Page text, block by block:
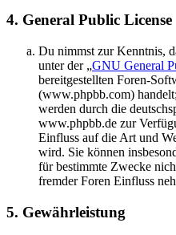
4. General Public License
Du nimmst zur Kenntnis,
unter der „GNU General
bereitgestellten Foren-
(www.phpbb.com)
werden durch die
www.phpbb.de zur
Einfluss auf die Art und
wird. Sie können
für bestimmte Zwecke
fremder Foren Einfluss
5. Gewährleistung